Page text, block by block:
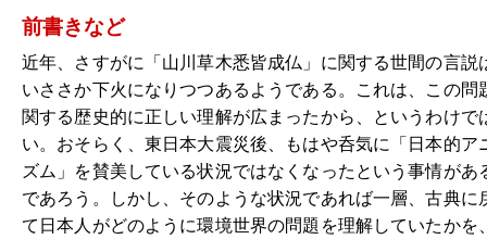
前書きなど
近年、さすがに「山川草木悉皆成仏」に関する世間の言説
いささか下火になりつつあるようである。これは、この問
関する歴史的に正しい理解が広まったから、というわけで
い。おそらく、東日本大震災後、もはや呑気に「日本的ア
ズム」を賛美している状況ではなくなったという事情があ
であろう。しかし、そのような状況であれば一層、古典に
て日本人がどのように環境世界の問題を理解していたかを